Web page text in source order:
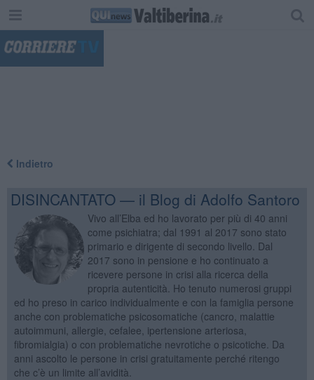
Indietro
DISINCANTATO — il Blog di Adolfo Santoro
Vivo all’Elba ed ho lavorato per più di 40 anni
come psichiatra; dal 1991 al 2017 sono stato
primario e dirigente di secondo livello. Dal
2017 sono in pensione e ho continuato a
ricevere persone in crisi alla ricerca della
propria autenticità. Ho tenuto numerosi gruppi
ed ho preso in carico individualmente e con la famiglia persone
anche con problematiche psicosomatiche (cancro, malattie
autoimmuni, allergie, cefalee, ipertensione arteriosa,
fibromialgia) o con problematiche nevrotiche o psicotiche. Da
anni ascolto le persone in crisi gratuitamente perché ritengo
che c’è un limite all’avidità.